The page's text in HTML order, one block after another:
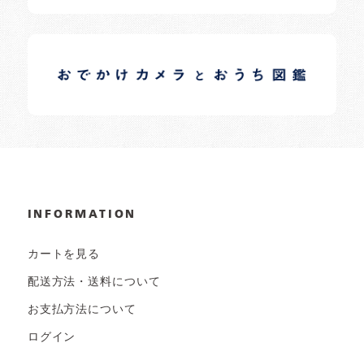
日常の様子など随時更新中です。
INFORMATION
カートを見る
配送方法・送料について
お支払方法について
ログイン